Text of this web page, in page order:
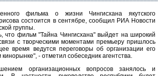
фильма о жизни Чингисхана якутского
состоится в сентябре, сообщил РИА Новости
группы.
что фильм "Тайна Чингисхана" выйдет на широкий
с творческими моментами премьеру пришлось
время ведутся переговоры об организации его
- отметил собеседник агентства.
организационных вопросов занялось и